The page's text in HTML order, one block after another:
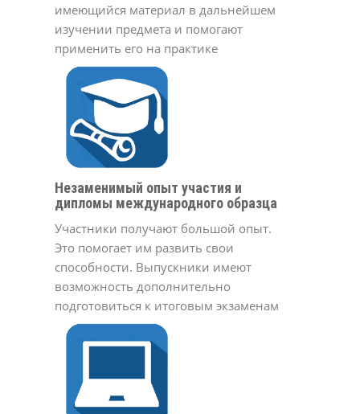
имеющийся материал в дальнейшем
изучении предмета и помогают
применить его на практике
Незаменимый опыт участия и
дипломы международного образца
Участники получают большой опыт.
Это помогает им развить свои
способности. Выпускники имеют
возможность дополнительно
подготовиться к итоговым экзаменам